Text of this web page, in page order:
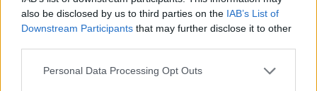
also be disclosed by us to third parties on the IAB’s List of
Downstream Participants that may further disclose it to other
Personal Data Processing Opt Outs
Ti stimo fratello